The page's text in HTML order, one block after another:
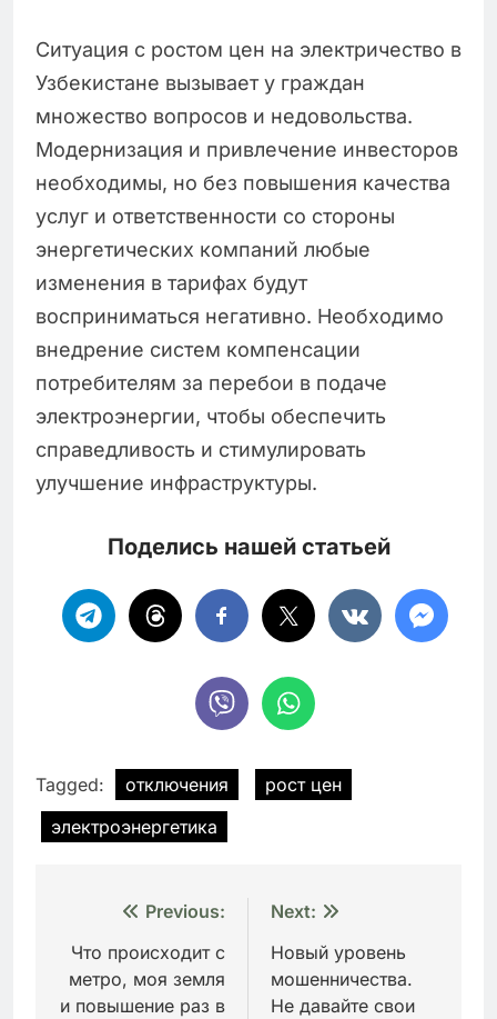
Ситуация с ростом цен на электричество в
Узбекистане вызывает у граждан
множество вопросов и недовольства.
Модернизация и привлечение инвесторов
необходимы, но без повышения качества
услуг и ответственности со стороны
энергетических компаний любые
изменения в тарифах будут
восприниматься негативно. Необходимо
внедрение систем компенсации
потребителям за перебои в подаче
электроэнергии, чтобы обеспечить
справедливость и стимулировать
улучшение инфраструктуры.
Поделись нашей статьей
Tagged: отключения
рост цен
электроэнергетика
Навигация
по
записям
Previous:
Что происходит с
метро, моя земля
и повышение раз в
Next:
Новый уровень
мошенничества.
Не давайте свои